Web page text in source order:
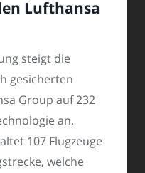
Lufthansa
steigt die
gesicherten
Group auf 232
an.
107 Flugzeuge
welche